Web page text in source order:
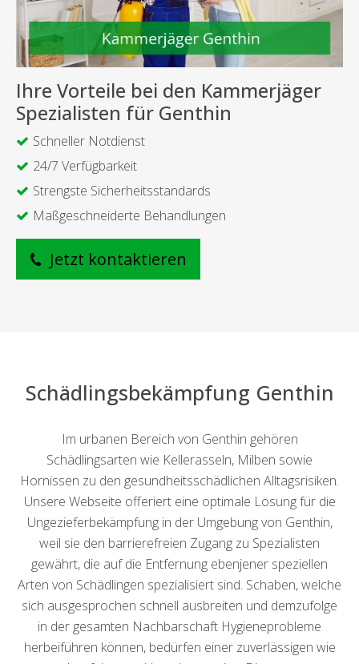
Ihre Vorteile bei den Kammerjäger
Spezialisten für Genthin
Schneller Notdienst
24/7 Verfügbarkeit
Strengste Sicherheitsstandards
Maßgeschneiderte Behandlungen
Jetzt kontaktieren
Schädlingsbekämpfung Genthin
Im urbanen Bereich von Genthin gehören
Schädlingsarten wie Kellerasseln, Milben sowie
Hornissen zu den gesundheitsschädlichen Alltagsrisiken.
Unsere Webseite offeriert eine optimale Lösung für die
Ungezieferbekämpfung in der Umgebung von Genthin,
weil sie den barrierefreien Zugang zu Spezialisten
gewährt, die auf die Entfernung ebenjener speziellen
Arten von Schädlingen spezialisiert sind. Schaben, welche
sich ausgesprochen schnell ausbreiten und demzufolge
in der gesamten Nachbarschaft Hygieneprobleme
herbeiführen können, bedürfen einer zuverlässigen wie